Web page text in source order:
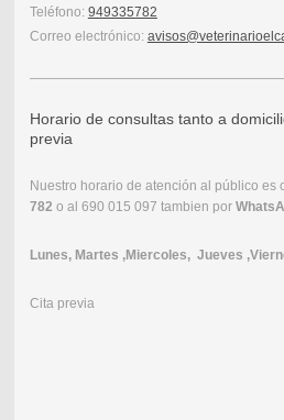
Teléfono: 949335782
Correo electrónico:
Horario de consultas tanto a
previa
Nuestro horario de atención al público es
782 o al 690 015 097 tambien por
Lunes, Martes ,Miercoles, Jueves
Cita previa